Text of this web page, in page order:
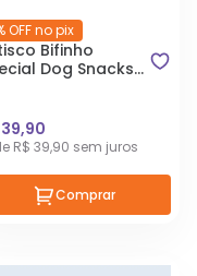
OFF no pix
Bifinho
Dog Snacks
39,90
R$ 39,90 sem juros
Comprar